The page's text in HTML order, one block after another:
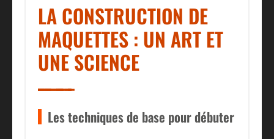
LA CONSTRUCTION DE
MAQUETTES : UN ART ET
UNE SCIENCE
Les techniques de base pour débuter